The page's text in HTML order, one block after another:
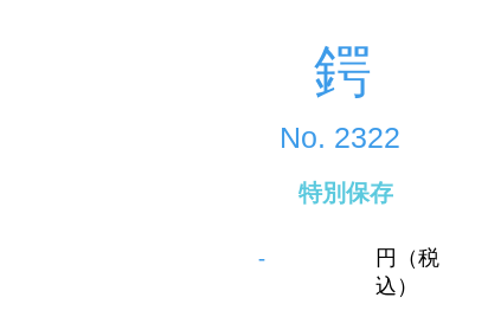
鍔
No. 2322
特別保存
-
円（税
込）